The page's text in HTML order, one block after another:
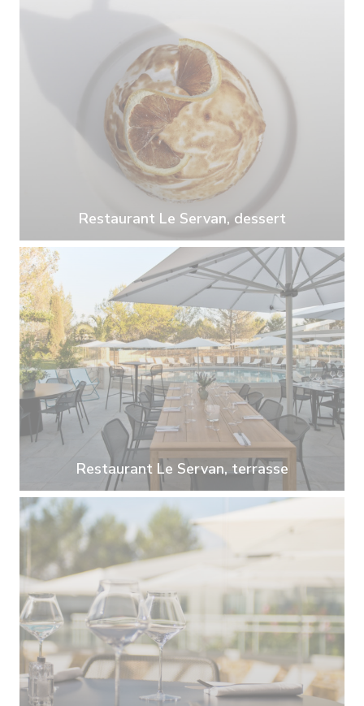
Restaurant Le Servan, dessert
Restaurant Le Servan, terrasse